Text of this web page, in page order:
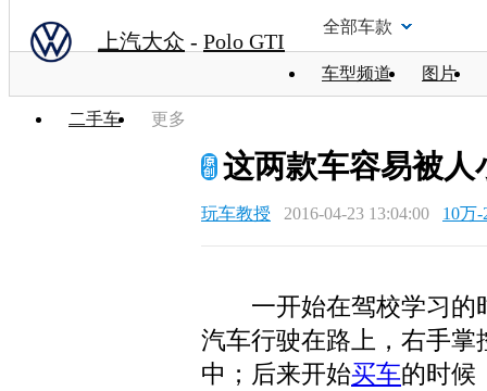
上汽大众 - Polo GTI
全部车款
车型频道 图片
二手车 更多
这两款车容易被人
玩车教授 2016-04-23 13:04:00 10万-
一开始在驾校学习的
汽车行驶在路上，右手
中；后来开始买车的时候